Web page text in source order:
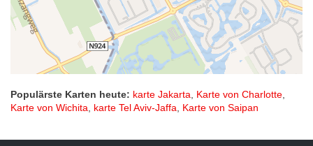
Populärste Karten heute: karte Jakarta, Karte von Charlotte,
Karte von Wichita, karte Tel Aviv-Jaffa, Karte von Saipan